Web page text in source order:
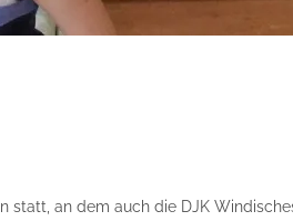
an dem auch die DJK